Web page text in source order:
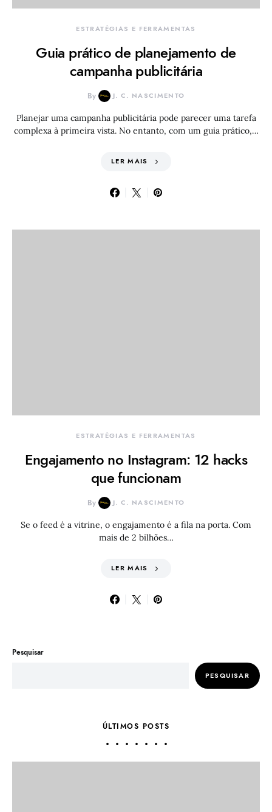
ESTRATÉGIAS E FERRAMENTAS
Guia prático de planejamento de
campanha publicitária
By J. C. NASCIMENTO
Planejar uma campanha publicitária pode parecer uma tarefa
complexa à primeira vista. No entanto, com um guia prático,…
LER MAIS
ESTRATÉGIAS E FERRAMENTAS
Engajamento no Instagram: 12 hacks
que funcionam
By J. C. NASCIMENTO
Se o feed é a vitrine, o engajamento é a fila na porta. Com
mais de 2 bilhões…
LER MAIS
Pesquisar
PESQUISAR
ÚLTIMOS POSTS